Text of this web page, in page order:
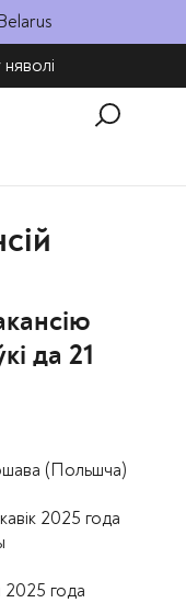
да 21
(Польшча)
2025 года
2025 года